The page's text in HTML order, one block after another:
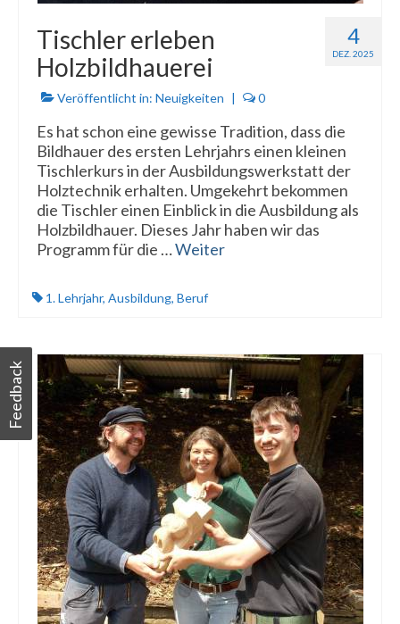
4
DEZ. 2025
Tischler erleben
Holzbildhauerei
Veröffentlicht in: Neuigkeiten | 0
Es hat schon eine gewisse Tradition, dass die
Bildhauer des ersten Lehrjahrs einen kleinen
Tischlerkurs in der Ausbildungswerkstatt der
Holztechnik erhalten. Umgekehrt bekommen
die Tischler einen Einblick in die Ausbildung als
Holzbildhauer. Dieses Jahr haben wir das
Programm für die …Weiter
1. Lehrjahr, Ausbildung, Beruf
Feedback